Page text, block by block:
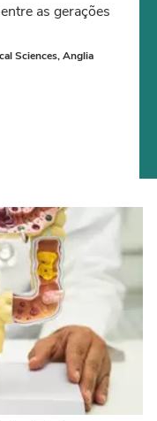
as gerações
Sciences, Anglia